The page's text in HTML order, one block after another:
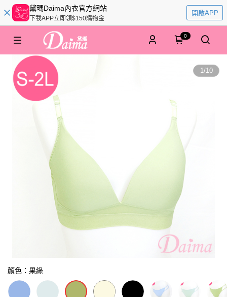
黛瑪Daima內衣官方網站
下載APP立即領$150購物金
開啟APP
0
1/10
顏色：果綠